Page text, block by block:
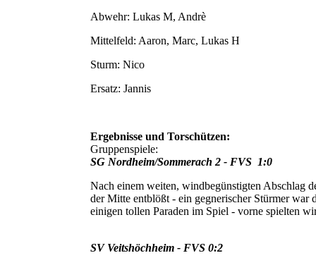
Abwehr: Lukas M, Andrè
Mittelfeld: Aaron, Marc, Lukas H
Sturm: Nico
Ersatz: Jannis
Ergebnisse und Torschützen:
Gruppenspiele:
SG Nordheim/Sommerach 2 - FVS 1:0
Nach einem weiten, windbegünstigten Abschlag
der Mitte entblößt - ein gegnerischer Stürmer war
einigen tollen Paraden im Spiel - vorne spielten
SV Veitshöchheim - FVS 0:2